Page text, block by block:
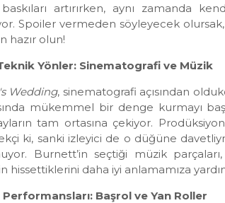
artırırken, aynı zamanda
Spoiler vermeden söyleyecek
hazır olun!
Yönler: Sinematografi ve Müzik
Wedding, sinematografi açısından
mükemmel bir denge kurmayı
tam ortasına çekiyor.
ki, sanki izleyici de o düğüne
Burnett’in seçtiği müzik
hissettiklerini daha iyi anlamamıza
Başrol ve Yan Roller